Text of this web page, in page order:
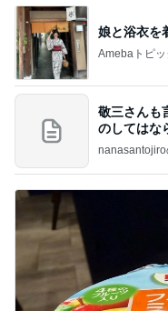
娘と浴衣を
Amebaトピッ
敬三さんも
のしてはな
のよ
nanasantojiro